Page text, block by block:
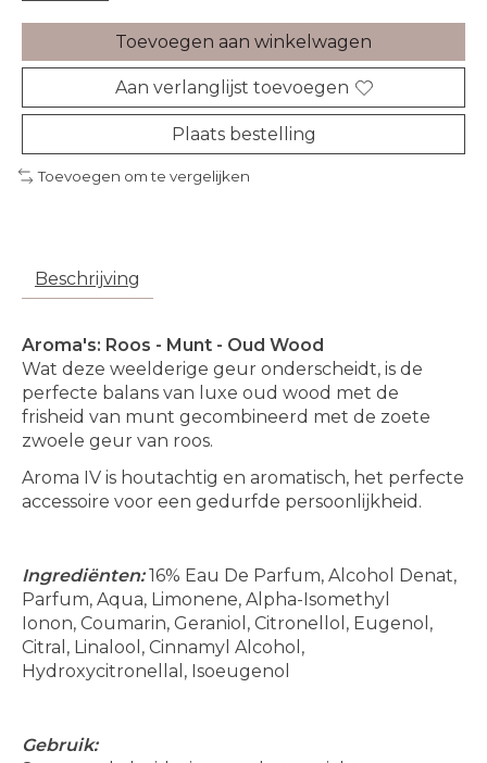
Toevoegen aan winkelwagen
Aan verlanglijst toevoegen
Plaats bestelling
Toevoegen om te vergelijken
Beschrijving
Aroma's: Roos - Munt - Oud Wood
Wat deze weelderige geur onderscheidt, is de
perfecte balans van luxe oud wood met de
frisheid van munt gecombineerd met de zoete
zwoele geur van roos.
Aroma IV is houtachtig en aromatisch, het perfecte
accessoire voor een gedurfde persoonlijkheid.
Ingrediënten:16% Eau De Parfum, Alcohol Denat,
Parfum, Aqua, Limonene, Alpha-Isomethyl
Ionon, Coumarin, Geraniol, Citronellol, Eugenol,
Citral, Linalool, Cinnamyl Alcohol,
Hydroxycitronellal, Isoeugenol
Gebruik: